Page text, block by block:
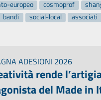
europeo
cosmoprof
bandi social-local associati
ADESIONI 2026
rende
del Made in